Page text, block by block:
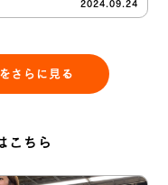
2024.09.24
さらに見る
こちら